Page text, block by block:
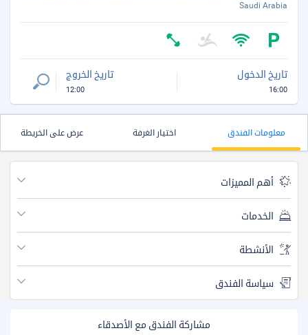
Saudi Arabia
تاريخ الدخول
16:00
تاريخ الخروج
12:00
معلومات الفندق اختيار الغرفة عرض على الخريطة
أهم المميزات
الخدمات
الأنشطة
سياسة الفندق
مشاركة الفندق مع الأصدقاء